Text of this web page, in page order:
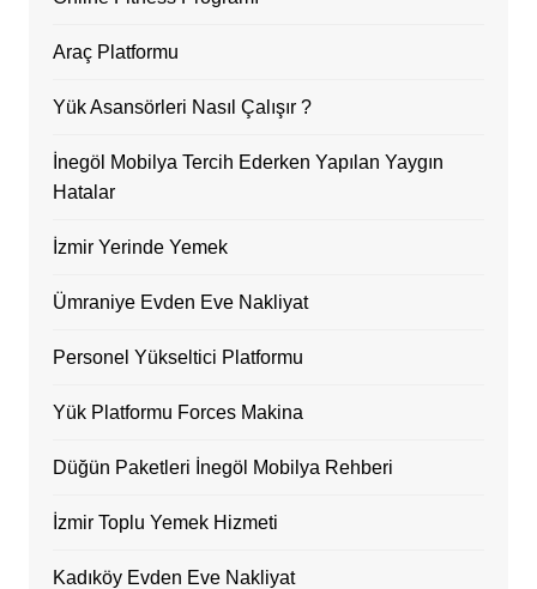
Araç Platformu
Yük Asansörleri Nasıl Çalışır ?
İnegöl Mobilya Tercih Ederken Yapılan Yaygın
Hatalar
İzmir Yerinde Yemek
Ümraniye Evden Eve Nakliyat
Personel Yükseltici Platformu
Yük Platformu Forces Makina
Düğün Paketleri İnegöl Mobilya Rehberi
İzmir Toplu Yemek Hizmeti
Kadıköy Evden Eve Nakliyat